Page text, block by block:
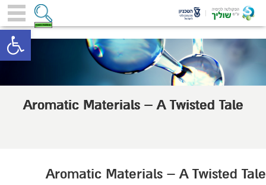
Aromatic Materials – A Twisted Tale
Aromatic Materials – A Twisted Tale